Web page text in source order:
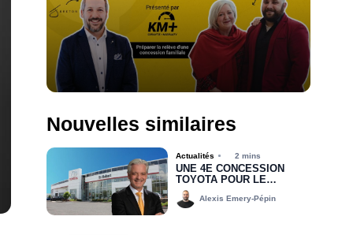
Nouvelles similaires
Actualités 2 mins
UNE 4E CONCESSION
TOYOTA POUR LE
GROUPE MHT
Alexis Emery-Pépin